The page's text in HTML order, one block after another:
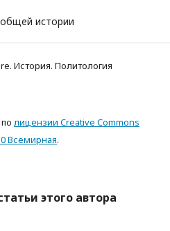
истории
История. Политология
лицензии Creative Commons
Всемирная.
этого автора